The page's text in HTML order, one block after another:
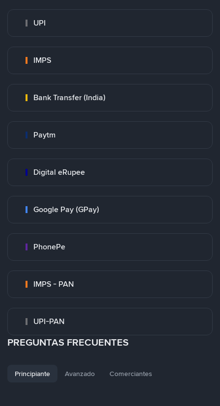
UPI
IMPS
Bank Transfer (India)
Paytm
Digital eRupee
Google Pay (GPay)
PhonePe
IMPS - PAN
UPI-PAN
PREGUNTAS FRECUENTES
Principiante Avanzado Comerciantes